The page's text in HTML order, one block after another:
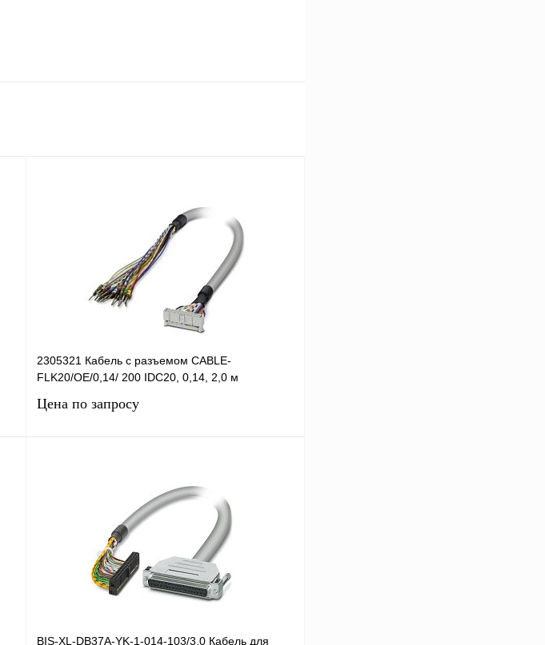
2305321 Кабель с разъемом CABLE-
FLK20/OE/0,14/ 200 IDC20, 0,14, 2,0 м
Цена по запросу
Сравнение
Под заказ
BIS-XL-DB37A-YK-1-014-103/3.0 Кабель для